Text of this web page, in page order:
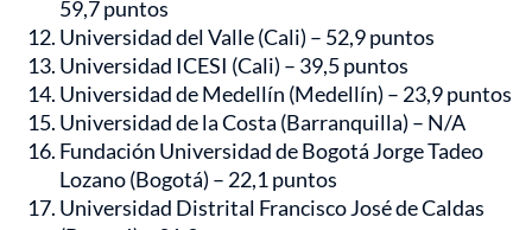
59,7 puntos
Universidad del Valle (Cali) – 52,9 puntos
Universidad ICESI (Cali) – 39,5 puntos
Universidad de Medellín (Medellín) – 23,9 puntos
Universidad de la Costa (Barranquilla) – N/A
Fundación Universidad de Bogotá Jorge Tadeo
Lozano (Bogotá) – 22,1 puntos
Universidad Distrital Francisco José de Caldas